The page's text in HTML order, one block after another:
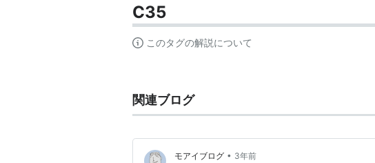
C35
このタグの解説について
関連ブログ
モアイブログ • 3年前